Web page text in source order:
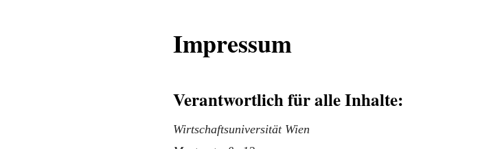
Impressum
Verantwortlich für alle Inhalte:
Wirtschaftsuniversität Wien